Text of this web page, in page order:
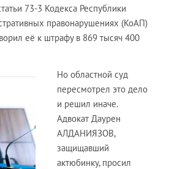
73-3 Кодекса Республики
правонарушениях (КоАП)
её к штрафу в 869 тысяч 400
Но областной суд
пересмотрел это дело
и решил иначе.
Адвокат Даурен
АЛДАНИЯЗОВ,
защищавший
актюбинку, просил